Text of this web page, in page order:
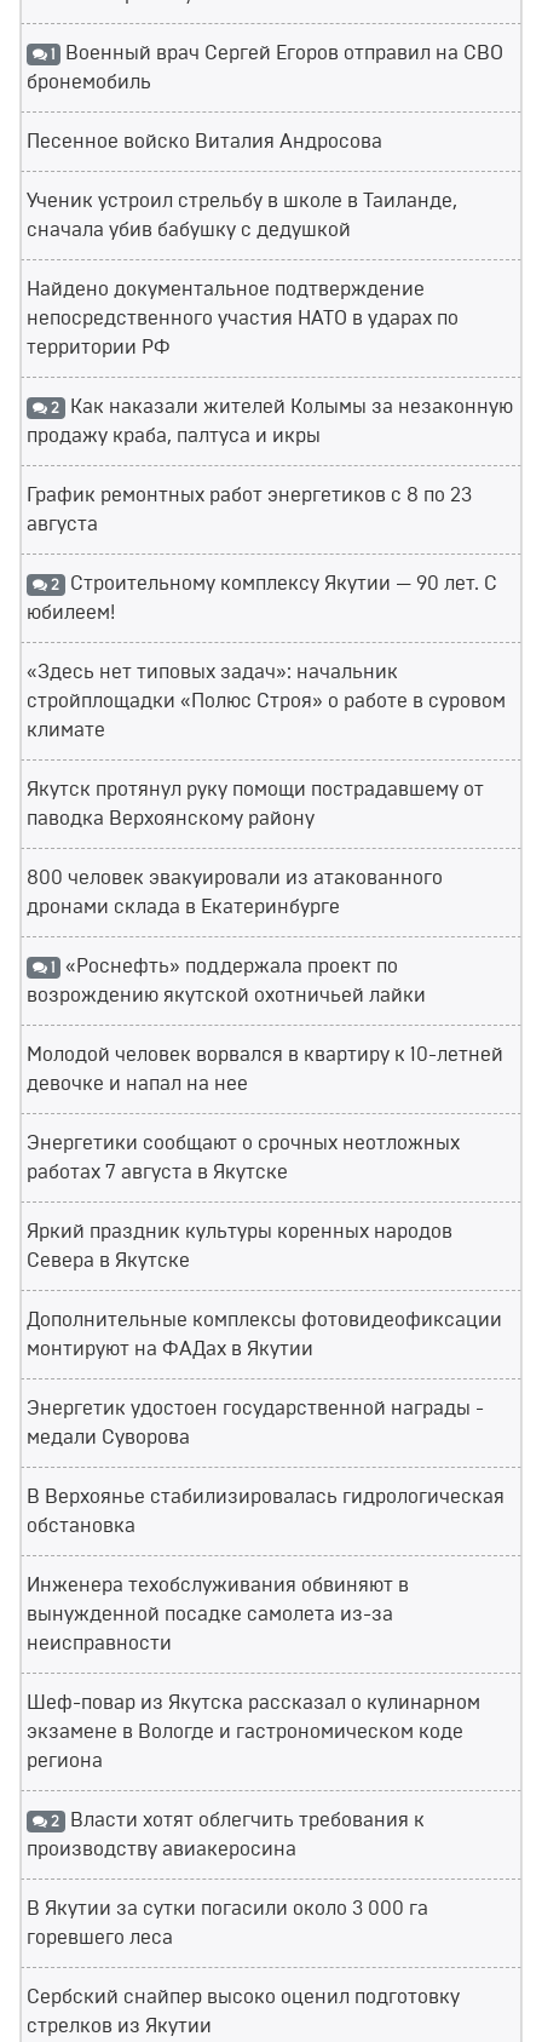
1 Военный врач Сергей Егоров отправил на СВО
бронемобиль
Песенное войско Виталия Андросова
Ученик устроил стрельбу в школе в Таиланде,
сначала убив бабушку с дедушкой
Найдено документальное подтверждение
непосредственного участия НАТО в ударах по
территории РФ
2 Как наказали жителей Колымы за незаконную
продажу краба, палтуса и икры
График ремонтных работ энергетиков с 8 по 23
августа
2 Строительному комплексу Якутии — 90 лет. С
юбилеем!
«Здесь нет типовых задач»: начальник
стройплощадки «Полюс Строя» о работе в суровом
климате
Якутск протянул руку помощи пострадавшему от
паводка Верхоянскому району
800 человек эвакуировали из атакованного
дронами склада в Екатеринбурге
1 «Роснефть» поддержала проект по
возрождению якутской охотничьей лайки
Молодой человек ворвался в квартиру к 10-летней
девочке и напал на нее
Энергетики сообщают о срочных неотложных
работах 7 августа в Якутске
Яркий праздник культуры коренных народов
Севера в Якутске
Дополнительные комплексы фотовидеофиксации
монтируют на ФАДах в Якутии
Энергетик удостоен государственной награды -
медали Суворова
В Верхоянье стабилизировалась гидрологическая
обстановка
Инженера техобслуживания обвиняют в
вынужденной посадке самолета из-за
неисправности
Шеф-повар из Якутска рассказал о кулинарном
экзамене в Вологде и гастрономическом коде
региона
2 Власти хотят облегчить требования к
производству авиакеросина
В Якутии за сутки погасили около 3 000 га
горевшего леса
Сербский снайпер высоко оценил подготовку
стрелков из Якутии